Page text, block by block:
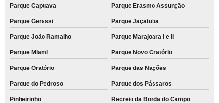
Parque Capuava Parque Erasmo Assunção
Parque Gerassi Parque Jaçatuba
Parque João Ramalho Parque Marajoara I e II
Parque Miami Parque Novo Oratório
Parque Oratório Parque das Nações
Parque do Pedroso Parque dos Pássaros
Pinheirinho Recreio da Borda do Campo